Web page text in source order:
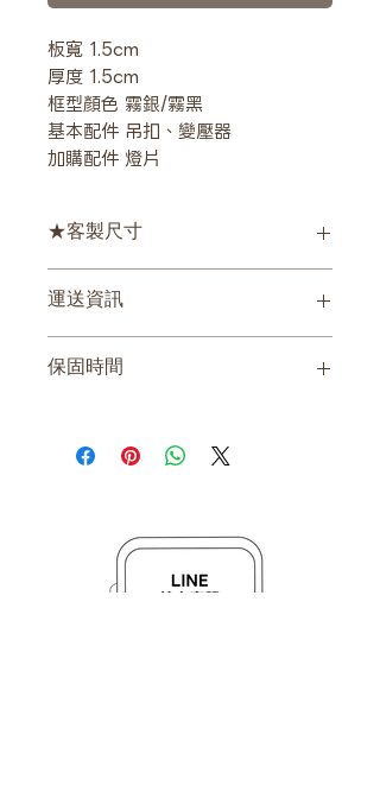
板寬 1.5cm
厚度 1.5cm
框型顏色 霧銀/霧黑
基本配件 吊扣、變壓器
加購配件 燈片
★客製尺寸
運送資訊
保固時間